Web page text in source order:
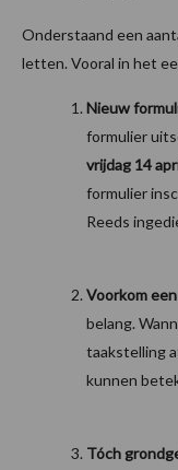
Onderstaand een
letten. Vooral in het
Nieuw
formulier
vrijdag 14
formulier
Reeds
Voorkom
belang.
taakstelling
kunnen
Tóch